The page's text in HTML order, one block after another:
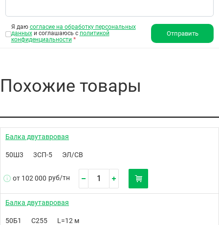
Я даю согласие на обработку персональных
данныхи соглашаюсь с политикой
конфиденциальности *
Отправить
Похожие товары
Балка двутавровая
50Ш3 3СП-5 ЭЛ/СВ
от 102 000 руб/тн
Балка двутавровая
50Б1 С255 L=12 м